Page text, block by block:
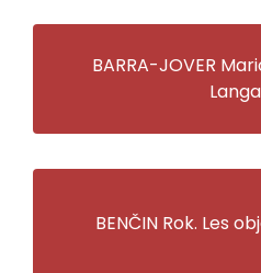
BARRA-JOVER
BENČIN Rok. Les